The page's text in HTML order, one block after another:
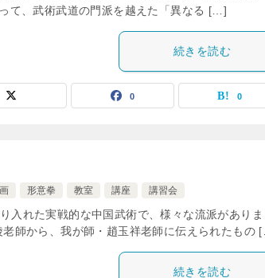
て、武術武道の門派を越えた「異なる […]
続きを読む
0 0
形意拳 教室 講座 講習会
入れた実戦的な中国武術で、様々な流派がありま
師から、我が師・趙玉祥老師に伝えられたもの
続きを読む